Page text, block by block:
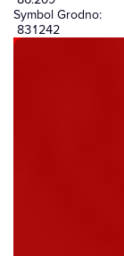
831242